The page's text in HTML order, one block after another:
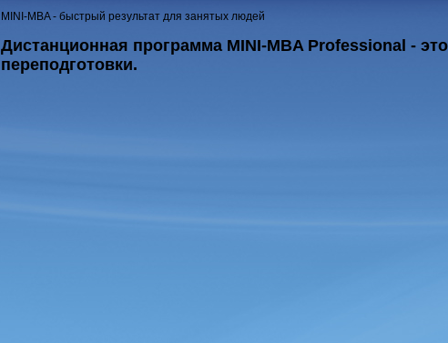
MINI-MBA - быстрый результат для занятых людей
Дистанционная программа MINI-MBA Professional -
переподготовки.